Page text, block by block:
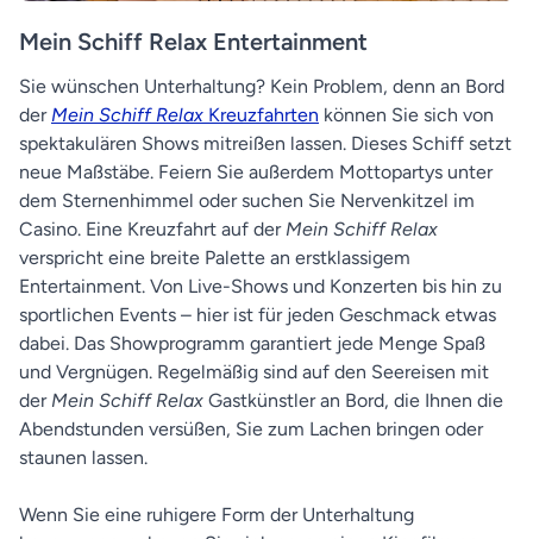
Mein Schiff Relax Entertainment
Sie wünschen Unterhaltung? Kein Problem, denn an Bord
der Mein Schiff Relax Kreuzfahrten können Sie sich von
spektakulären Shows mitreißen lassen. Dieses Schiff setzt
neue Maßstäbe. Feiern Sie außerdem Mottopartys unter
dem Sternenhimmel oder suchen Sie Nervenkitzel im
Casino. Eine Kreuzfahrt auf der Mein Schiff Relax
verspricht eine breite Palette an erstklassigem
Entertainment. Von Live-Shows und Konzerten bis hin zu
sportlichen Events – hier ist für jeden Geschmack etwas
dabei. Das Showprogramm garantiert jede Menge Spaß
und Vergnügen. Regelmäßig sind auf den Seereisen mit
der Mein Schiff Relax Gastkünstler an Bord, die Ihnen die
Abendstunden versüßen, Sie zum Lachen bringen oder
staunen lassen.
Wenn Sie eine ruhigere Form der Unterhaltung